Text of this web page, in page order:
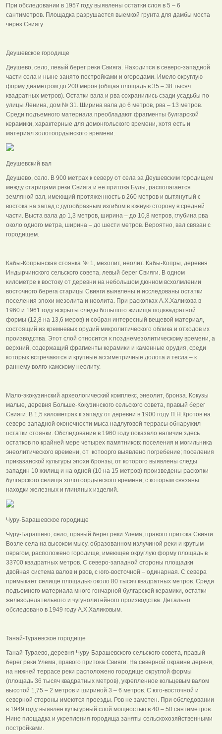
При обследовании в 1957 году выявлены остатки слоя в 5 – 6
сантиметров. Площадка разрушается выемкой грунта для дамбы моста
через Свиягу.
Деушевское городище
Деушево, село, левый берег реки Свияга. Находится в северо-западной
части села и ныне занято постройками и огородами. Имело округлую
форму диаметром до 200 меров (общая площадь в 35 – 38 тысяч
квадратных метров). Остатки вала и рва сохранились сзади усадьбы по
улицы Ленина, дом № 31. Ширина вала до 6 метров, рва – 13 метров.
Среди подъемного материала преобладают фрагменты булгарской
керамики, характерные для домонгольского времени, хотя есть и
материал золотоордынского времени.
Деушевский вал
Деушево, село. В 900 метрах к северу от села за Деушевским городищем
между старицами реки Свияга и ее притока Булы, располагается
земляной вал, имеющий протяженность в 260 метров и вытянутый с
востока на запад с дугообразным изгибом в южную сторону в средней
части. Выста вала до 1,3 метров, ширина – до 10,8 метров, глубина рва
около одного метра, ширина – до шести метров. Вероятно, вал связан с
городищем.
Кабы-Копрынская стоянка № 1, мезолит, неолит. Кабы-Копры, деревня
Индырчинского сельского совета, левый берег Свияги. В одном
километре к востоку от деревни на небольшом дюнном всхолмлении
восточного берега старицы Свияги выявлены и исследованы остатки
поселения эпохи мезолита и неолита. При раскопках А.Х.Халикова в
1960 и 1961 году вскрыты следы большого жилища подквадратной
формы (12,8 на 13,6 меров) и собран интересный вещевой материал,
состоящий из кремневых орудий микролитического облика и отходов их
производства. Этот слой относится к позднемезолитическому времени, а
верхний, содержащий фрагменты керамики и каменные орудия, среди
которых встречаются и крупные ассиметричные долота и тесла – к
раннему волго-камскому неолиту.
Мало-экокузинский археологический комплекс, энеолит, бронза. Кокузы
малые, деревня Больше-Кокузинского сельского совета, правый берег
Свияги. В 1,5 километрах к западу от деревни в 1900 году П.Н.Кротов на
северо-западной оконечности мыса надлуговой террасы обнаружил
остатки стоянки. Обследование в 1960 году показало наличие здесь
остатков по крайней мере четырех памятников: поселения и могильника
энеолитического времени, от котоорго выявлено погребение; поселения
приказанской культуры эпохи бронзы, от которого выявлены следы
западин 10 жилищ и на одной (10 на 15 метров) произведены раскопки
булгарского селища золотоордынского времени, с которым связаны
находки железных и глиняных изделий.
Чуру-Барашевское городище
Чуру-Барашево, село, правый берег реки Улема, правого притока Свияги.
Возле села на высоком мысу, образованном излучиной реки и крутым
оврагом, расположено городище, имеющее округлую форму площадь в
33700 квадратных метров. С северо-западной стороны площадки
двойная система валов и рвов, с юго-восточной – одинарная. С севера
примыкает селище площадью около 80 тысяч квадратных метров. Среди
подъемного материала много гончарной булгарской керамики, остатки
железоделательного и чугунолитейного производства. Детально
обследовано в 1949 году А.Х.Халиковым.
Танай-Тураевское городище
Танай-Тураево, деревня Чуру-Барашевского сельского совета, правый
берег реки Улема, правого притока Свияги. На северной окраине дервни,
на нижней террасе реки расположено городище округлой формы
(площадь 36 тысяч квадратных метров), укрепленное кольцевым валом
высотой 1,75 – 2 метров и шириной 3 – 6 метров. С юго-восточной и
северной стороны имеются проезды. Ров не заметен. При обследовании
в 1949 году выявлен культурный слой мощностью в 40 – 50 сантиметров.
Нине площадка и укрепления городища заняты сельскохозяйственными
постройками.